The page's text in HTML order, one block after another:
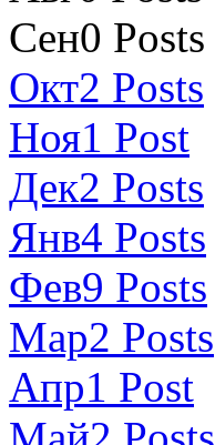
Сен0 Posts
Окт2 Posts
Ноя1 Post
Дек2 Posts
Янв4 Posts
Фев9 Posts
Мар2 Posts
Апр1 Post